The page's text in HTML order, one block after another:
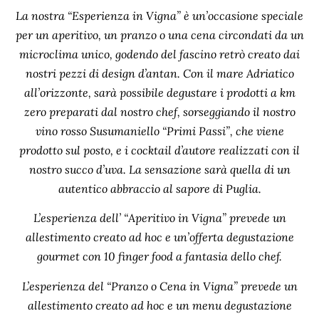
La nostra “Esperienza in Vigna” è un’occasione speciale
per un aperitivo, un pranzo o una cena circondati da un
microclima unico, godendo del fascino retrò creato dai
nostri pezzi di design d’antan. Con il mare Adriatico
all’orizzonte, sarà possibile degustare i prodotti a km
zero preparati dal nostro chef, sorseggiando il nostro
vino rosso Susumaniello “Primi Passi”, che viene
prodotto sul posto, e i cocktail d’autore realizzati con il
nostro succo d’uva. La sensazione sarà quella di un
autentico abbraccio al sapore di Puglia.
L’esperienza dell’ “Aperitivo in Vigna” prevede un
allestimento creato ad hoc e un’offerta degustazione
gourmet con 10 finger food a fantasia dello chef.
L’esperienza del “Pranzo o Cena in Vigna” prevede un
allestimento creato ad hoc e un menu degustazione